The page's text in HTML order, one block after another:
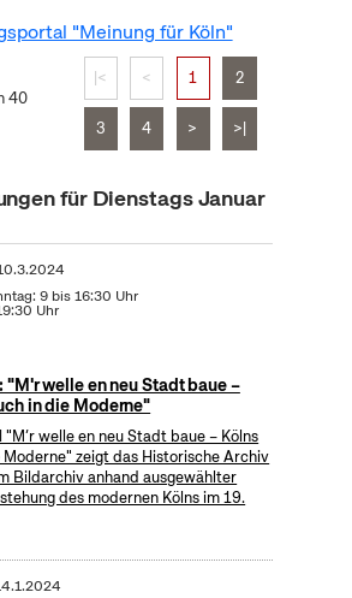
"Meinung für Köln"
40
|< < 1 2
3 4 > >|
für Dienstags Januar
9 bis 16:30 Uhr
Uhr
welle en neu Stadt baue –
in die Moderne"
welle en neu Stadt baue – Kölns
zeigt das Historische Archiv
Bildarchiv anhand ausgewählter
des modernen Kölns im 19.